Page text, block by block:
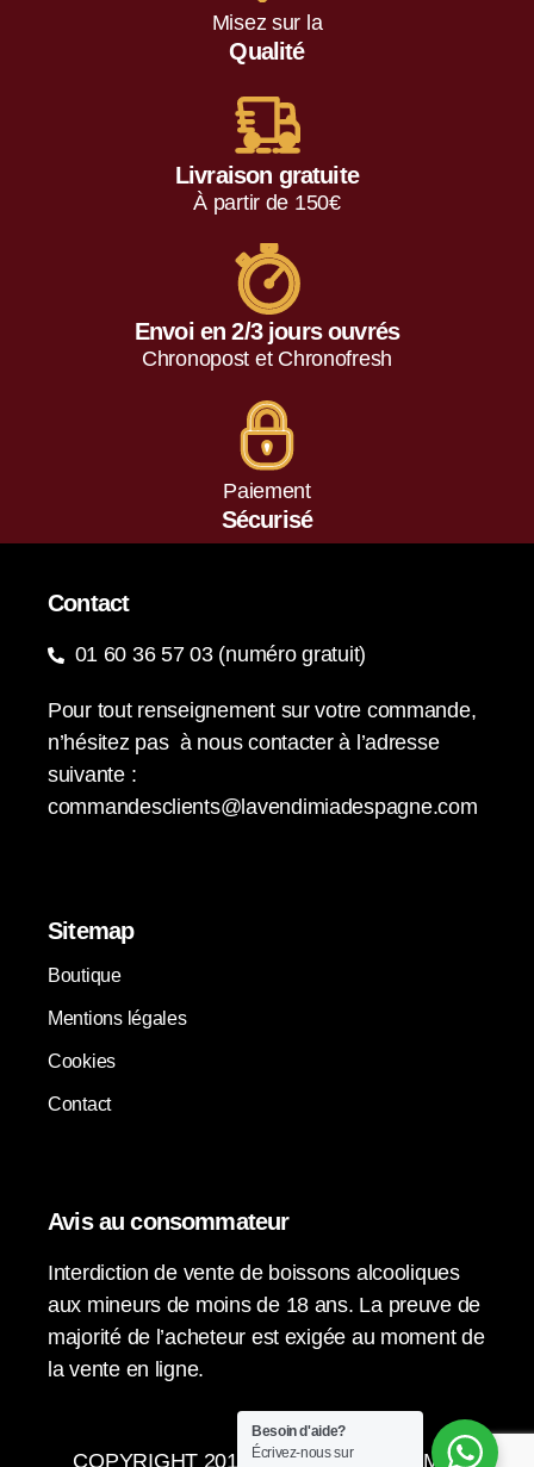
Misez sur la
Qualité
Livraison gratuite
À partir de 150€
Envoi en 2/3 jours ouvrés
Chronopost et Chronofresh
Paiement
Sécurisé
Contact
01 60 36 57 03 (numéro gratuit)
Pour tout renseignement sur votre commande,
n’hésitez pas à nous contacter à l’adresse
suivante :
commandesclients@lavendimiadespagne.com
Sitemap
Boutique
Mentions légales
Cookies
Contact
Avis au consommateur
Interdiction de vente de boissons alcooliques
aux mineurs de moins de 18 ans. La preuve de
majorité de l’acheteur est exigée au moment de
la vente en ligne.
COPYRIGHT 2015-2024 © LA VENDIMIA
Besoin d'aide?
Écrivez-nous sur